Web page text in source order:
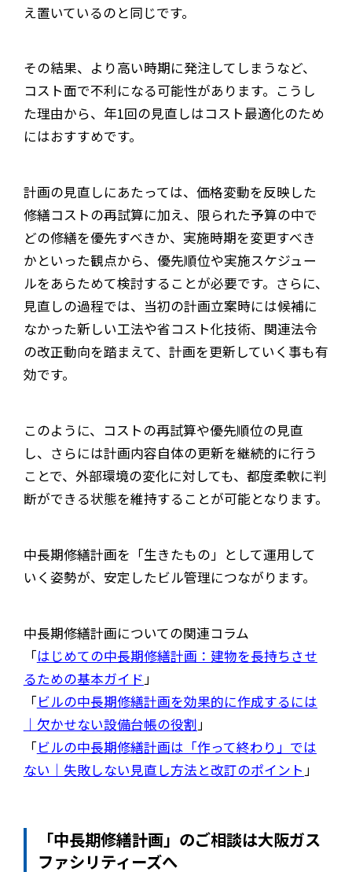
え置いているのと同じです。
その結果、より高い時期に発注してしまうなど、
コスト面で不利になる可能性があります。こうし
た理由から、年1回の見直しはコスト最適化のため
にはおすすめです。
計画の見直しにあたっては、価格変動を反映した
修繕コストの再試算に加え、限られた予算の中で
どの修繕を優先すべきか、実施時期を変更すべき
かといった観点から、優先順位や実施スケジュー
ルをあらためて検討することが必要です。さらに、
見直しの過程では、当初の計画立案時には候補に
なかった新しい工法や省コスト化技術、関連法令
の改正動向を踏まえて、計画を更新していく事も有
効です。
このように、コストの再試算や優先順位の見直
し、さらには計画内容自体の更新を継続的に行う
ことで、外部環境の変化に対しても、都度柔軟に判
断ができる状態を維持することが可能となります。
中長期修繕計画を「生きたもの」として運用して
いく姿勢が、安定したビル管理につながります。
中長期修繕計画についての関連コラム
「はじめての中長期修繕計画：建物を長持ちさせ
るための基本ガイド 」
「ビルの中長期修繕計画を効果的に作成するには
｜欠かせない設備台帳の役割 」
「ビルの中長期修繕計画は「作って終わり」では
ない｜失敗しない見直し方法と改訂のポイント 」
「中長期修繕計画」のご相談は大阪ガス
ファシリティーズへ